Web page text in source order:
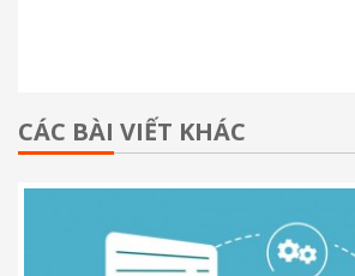
CÁC BÀI VIẾT KHÁC